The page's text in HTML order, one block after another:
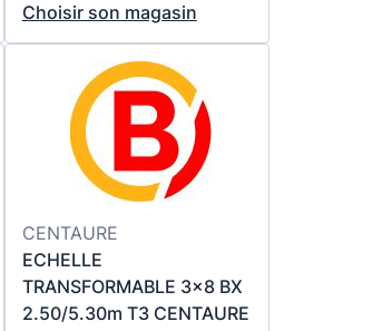
Choisir son magasin
CENTAURE
ECHELLE
TRANSFORMABLE 3x8 BX
2.50/5.30m T3 CENTAURE